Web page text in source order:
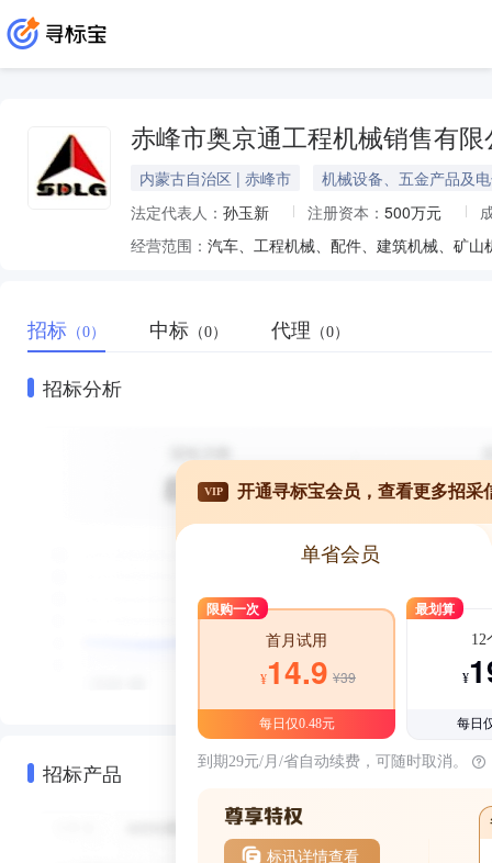
赤峰市奥京通工程机械销售有限
内蒙古自治区 | 赤峰市
机械设备、五金产品及
法定代表人： 孙玉新 注册资本： 500万元
经营范围：
招标 （0） 中标 （0） 代理 （0）
招标分析
招标产品
VIP 开通寻标宝会员，查看更多招采
单省会员
限购一次
首月试用
¥14.9 ¥39
每日仅0.48元
最划算
12
¥
每日
到期29元/月/省自动续费，可随时取消。
标讯详情查看